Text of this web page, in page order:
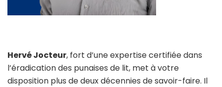
Hervé Jocteur, fort d’une expertise certifiée dans
l’éradication des punaises de lit, met à votre
disposition plus de deux décennies de savoir-faire. Il